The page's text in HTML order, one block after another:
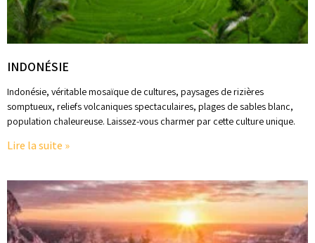
INDONÉSIE
Indonésie, véritable mosaïque de cultures, paysages de rizières
somptueux, reliefs volcaniques spectaculaires, plages de sables blanc,
population chaleureuse. Laissez-vous charmer par cette culture unique.
Lire la suite »